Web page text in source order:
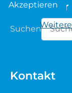
Sie
Suchen
Kontakt
Akzeptieren
Erfassung der
Soayschaf
Waldschaf
Weiße